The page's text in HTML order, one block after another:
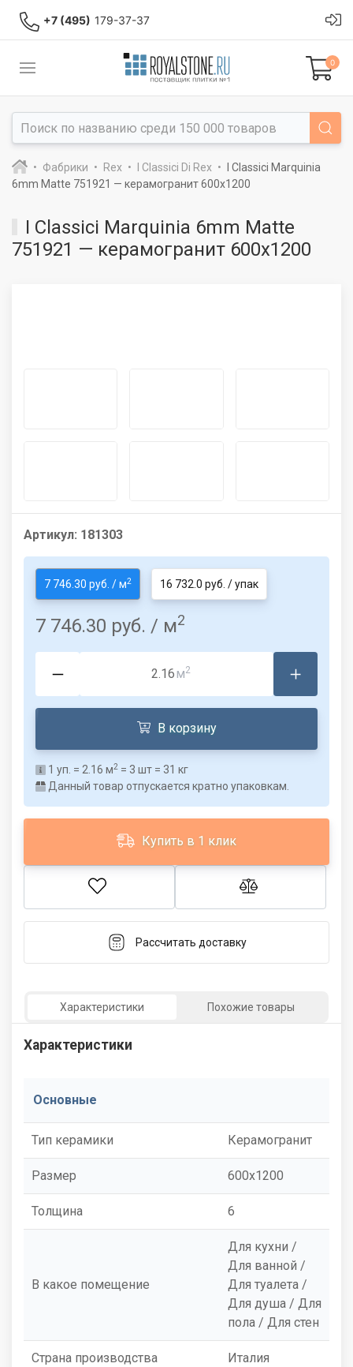
+7 (495) 179-37-37
0
Фабрики Rex I Classici Di Rex
I Classici Marquinia
6mm Matte 751921 — керамогранит 600x1200
I Classici Marquinia 6mm Matte
751921 — керамогранит 600x1200
Артикул: 181303
7 746.30 руб. / м2 16 732.0 руб. / упак
7 746.30 руб. / м2
м2
В корзину
1 уп. = 2.16 м2 = 3 шт = 31 кг
Данный товар отпускается кратно упаковкам.
Купить в 1 клик
Рассчитать доставку
Характеристики Похожие товары
Характеристики
Основные
Тип керамики Керамогранит
Размер 600x1200
Толщина 6
В какое помещение
Для кухни /
Для ванной /
Для туалета /
Для душа / Для
пола / Для стен
Страна производства Италия